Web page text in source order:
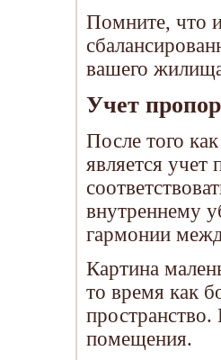
Помните, что
вашего
Учет
После того
является
внутреннему
гармонии
Картина
то время как
пространство.
помещения.